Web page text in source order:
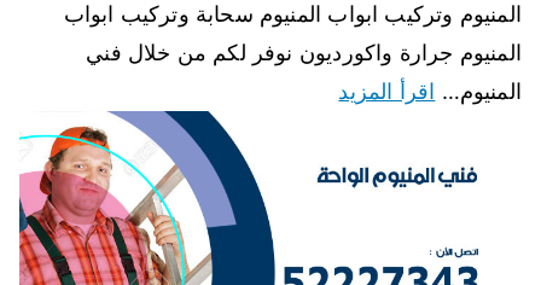
المنيوم وتركيب ابواب المنيوم سحابة وتركيب ابواب
المنيوم جرارة واكورديون نوفر لكم من خلال فني
المنيوم… اقرأ المزيد